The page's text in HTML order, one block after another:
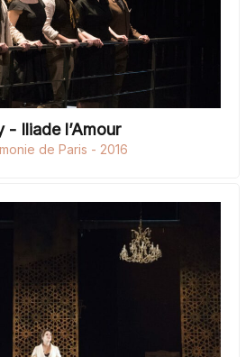
- Iliade l’Amour
de Paris - 2016